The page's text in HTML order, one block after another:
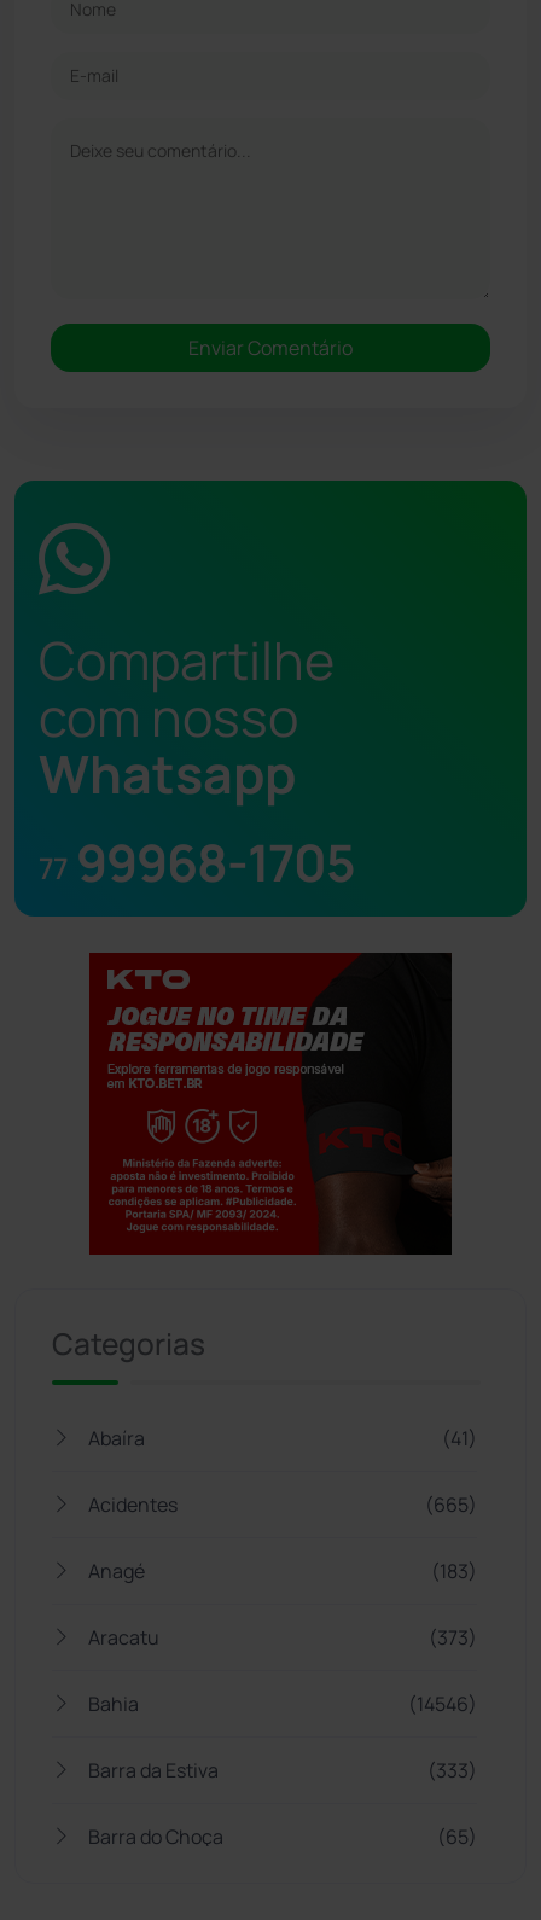
Compartilhe
com nosso
Whatsapp
77 99968-1705
Categorias
Abaíra (41)
Acidentes (665)
Anagé (183)
Aracatu (373)
Bahia (14546)
Barra da Estiva (333)
Barra do Choça (65)